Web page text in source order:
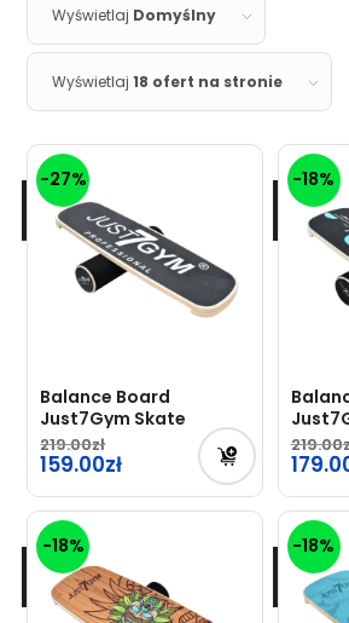
Wyświetlaj Domyślny
Wyświetlaj18 ofert na stronie
-27%
Balance Board
Just7Gym Skate
219.00
Pierwotna
cena
wynosiła:
219.00zł.
159.00
Aktualna
cena
wynosi:
159.00zł.
-18%
219.00
cena
cena
wynosi:
-18% -18%